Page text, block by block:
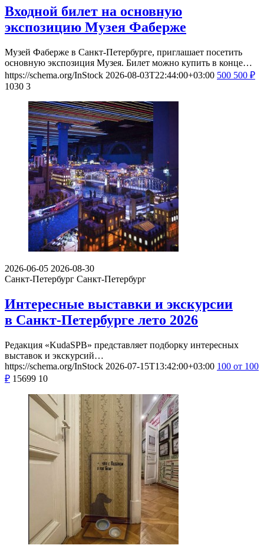
Входной билет на основную
экспозицию Музея Фаберже
Музей Фаберже в Санкт-Петербурге, приглашает посетить
основную экспозиция Музея. Билет можно купить в конце…
https://schema.org/InStock 2026-08-03T22:44:00+03:00 500 500 ₽
1030 3
2026-06-05 2026-08-30
Санкт-Петербург Санкт-Петербург
Интересные выставки и экскурсии
в Санкт-Петербурге лето 2026
Редакция «KudaSPB» представляет подборку интересных
выставок и экскурсий…
https://schema.org/InStock 2026-07-15T13:42:00+03:00 100 от 100
₽ 15699 10